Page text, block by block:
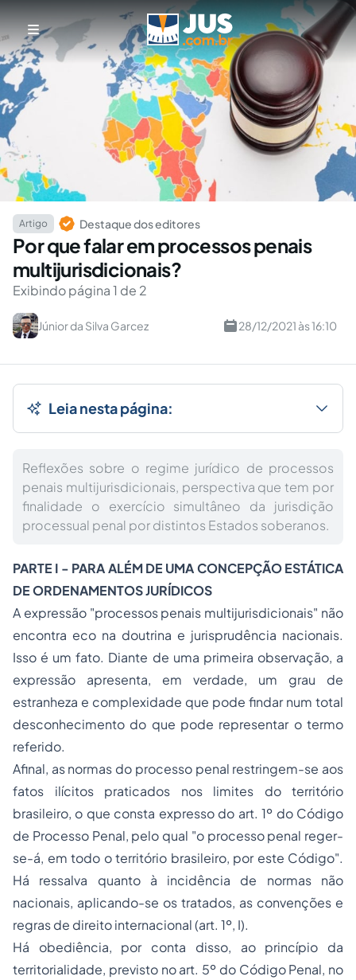
Artigo Destaque dos editores
Por que falar em processos penais
multijurisdicionais?
Exibindo página 1 de 2
Júnior da Silva Garcez 28/12/2021 às 16:10
Leia nesta página:
Reflexões sobre o regime jurídico de processos
penais multijurisdicionais, perspectiva que tem por
finalidade o exercício simultâneo da jurisdição
processual penal por distintos Estados soberanos.
PARTE I - PARA ALÉM DE UMA CONCEPÇÃO ESTÁTICA
DE ORDENAMENTOS JURÍDICOS
A expressão "processos penais multijurisdicionais" não
encontra eco na doutrina e jurisprudência nacionais.
Isso é um fato. Diante de uma primeira observação, a
expressão apresenta, em verdade, um grau de
estranheza e complexidade que pode findar num total
desconhecimento do que pode representar o termo
referido.
Afinal, as normas do processo penal restringem-se aos
fatos ilícitos praticados nos limites do território
brasileiro, o que consta expresso do art. 1º do Código
de Processo Penal, pelo qual "o processo penal reger-
se-á, em todo o território brasileiro, por este Código".
Há ressalva quanto à incidência de normas não
nacionais, aplicando-se os tratados, as convenções e
regras de direito internacional (art. 1º, I).
Há obediência, por conta disso, ao princípio da
territorialidade, previsto no art. 5º do Código Penal, no